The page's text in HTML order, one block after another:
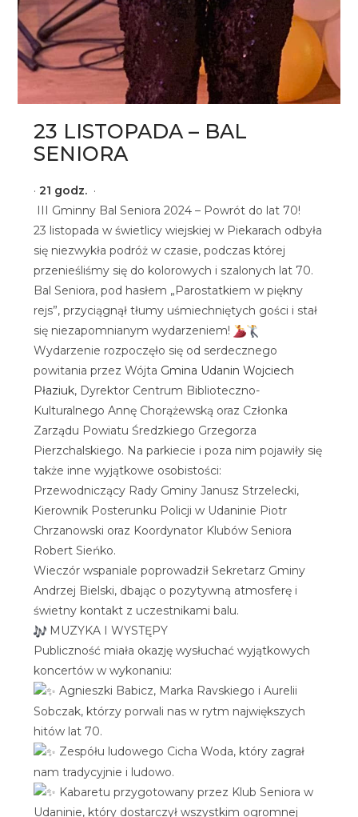
23 LISTOPADA – BAL
SENIORA
·21 godz. ·
III Gminny Bal Seniora 2024 – Powrót do lat 70!
23 listopada w świetlicy wiejskiej w Piekarach odbyła
się niezwykła podróż w czasie, podczas której
przenieśliśmy się do kolorowych i szalonych lat 70.
Bal Seniora, pod hasłem „Parostatkiem w piękny
rejs”, przyciągnął tłumy uśmiechniętych gości i stał
się niezapomnianym wydarzeniem!
Wydarzenie rozpoczęło się od serdecznego
powitania przez Wójta Gmina Udanin Wojciech
Płaziuk, Dyrektor Centrum Biblioteczno-
Kulturalnego Annę Chorążewską oraz Członka
Zarządu Powiatu Średzkiego Grzegorza
Pierzchalskiego. Na parkiecie i poza nim pojawiły się
także inne wyjątkowe osobistości:
Przewodniczący Rady Gminy Janusz Strzelecki,
Kierownik Posterunku Policji w Udaninie Piotr
Chrzanowski oraz Koordynator Klubów Seniora
Robert Sieńko.
Wieczór wspaniale poprowadził Sekretarz Gminy
Andrzej Bielski, dbając o pozytywną atmosferę i
świetny kontakt z uczestnikami balu.
MUZYKA I WYSTĘPY
Publiczność miała okazję wysłuchać wyjątkowych
koncertów w wykonaniu:
Agnieszki Babicz, Marka Ravskiego i Aurelii
Sobczak, którzy porwali nas w rytm największych
hitów lat 70.
Zespółu ludowego Cicha Woda, który zagrał
nam tradycyjnie i ludowo.
Kabaretu przygotowany przez Klub Seniora w
Udaninie, który dostarczył wszystkim ogromnej